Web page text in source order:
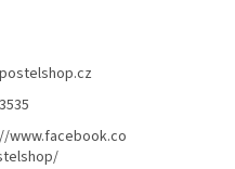
postelshop.cz
www.facebook.co